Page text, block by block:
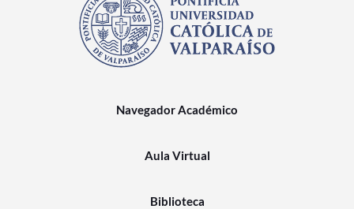
Navegador Académico
Aula Virtual
Biblioteca